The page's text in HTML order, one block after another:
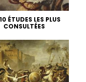
ÉTUDES LES PLUS
CONSULTÉES